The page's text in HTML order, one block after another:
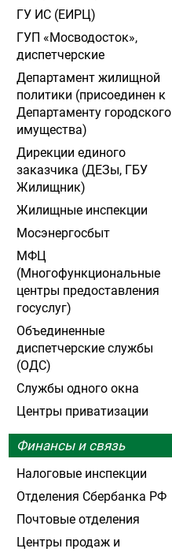
ГУ ИС (ЕИРЦ)
ГУП «Мосводосток»,
диспетчерские
Департамент жилищной
политики (присоединен к
Департаменту городского
имущества)
Дирекции единого
заказчика (ДЕЗы, ГБУ
Жилищник)
Жилищные инспекции
Мосэнергосбыт
МФЦ
(Многофункциональные
центры предоставления
госуслуг)
Объединенные
диспетчерские службы
(ОДС)
Службы одного окна
Центры приватизации
Финансы и связь
Налоговые инспекции
Отделения Сбербанка РФ
Почтовые отделения
Центры продаж и